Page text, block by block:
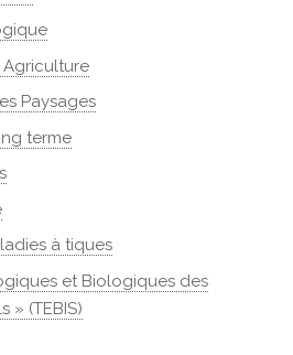
Paysages
terme
à tiques
et Biologiques des
» (TEBIS)